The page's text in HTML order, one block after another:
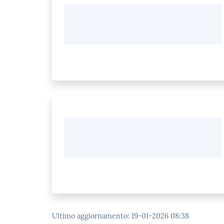
Ultimo aggiornamento: 19-01-2026 08:38